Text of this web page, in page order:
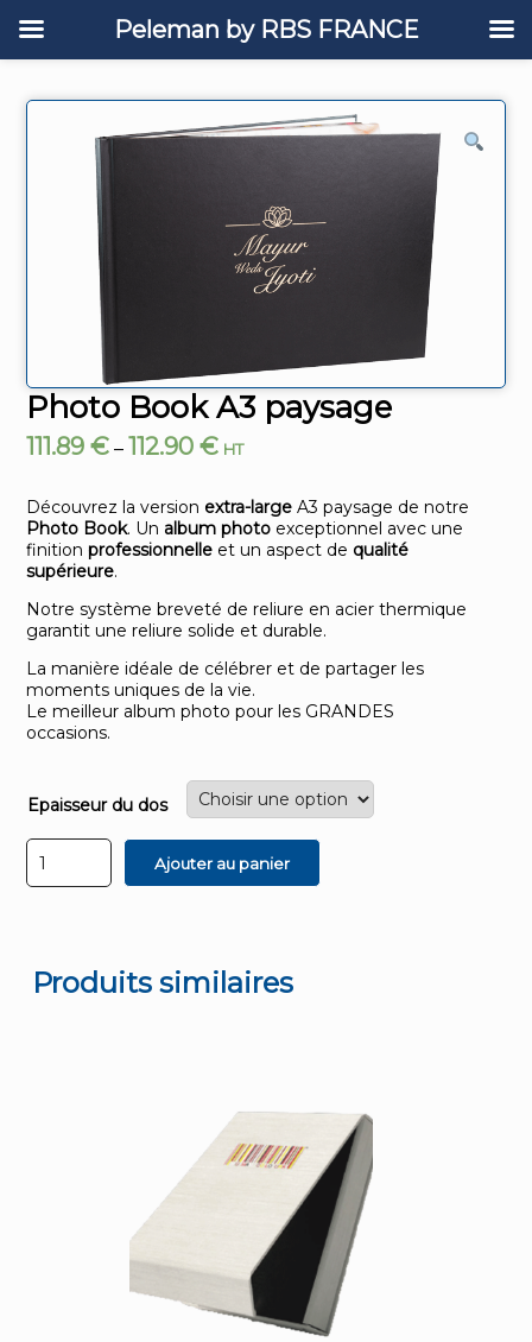
Photo Book A3 paysage
111.89€ – 112.90€ HT
Découvrez la version extra-large A3 paysage de notre
Photo Book. Un album photo exceptionnel avec une
finitionprofessionnelle et un aspect de qualité
supérieure.
Notre système breveté de reliure en acier thermique
garantit une reliure solide et durable.
La manière idéale de célébrer et de partager les
moments uniques de la vie.
Le meilleur album photo pour les GRANDES
occasions.
Epaisseur du dos
quantité
de
Photo
Ajouter au panier
Produits similaires
Peleman by RBS FRANCE